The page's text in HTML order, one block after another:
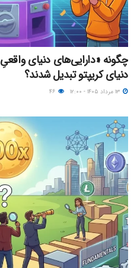
چگونه «دارایی‌های دنیای
دنیای کریپتو تبدیل شدند؟